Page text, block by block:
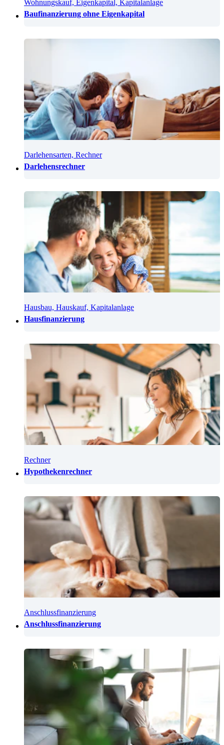
Wohnungskauf, Eigenkapital, Kapitalanlage
Baufinanzierung ohne Eigenkapital
Darlehensarten, Rechner
Darlehensrechner
Hausbau, Hauskauf, Kapitalanlage
Hausfinanzierung
Rechner
Hypothekenrechner
Anschlussfinanzierung
Anschlussfinanzierung